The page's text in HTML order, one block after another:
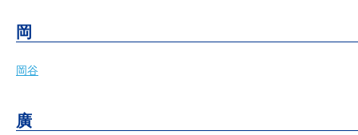
岡
岡谷
廣